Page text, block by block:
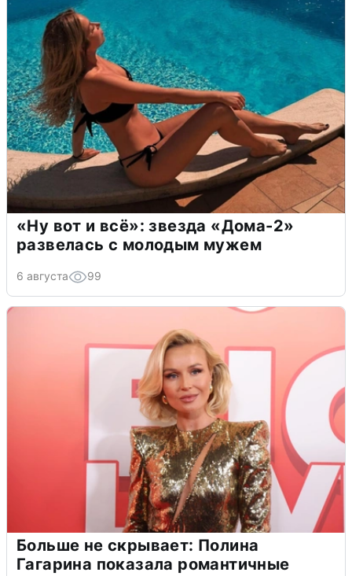
«Ну вот и всё»: звезда «Дома-2»
развелась с молодым мужем
6 августа 99
Больше не скрывает: Полина
Гагарина показала романтичные